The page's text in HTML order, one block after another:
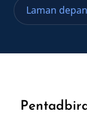
Laman depan